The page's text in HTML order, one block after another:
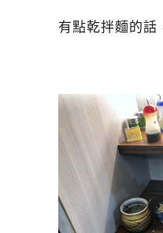
有點乾拌麵的話